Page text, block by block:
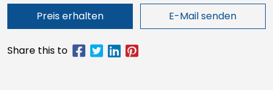
Preis erhalten E-Mail senden